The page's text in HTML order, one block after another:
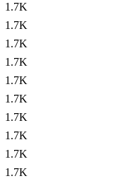
1.7K
1.7K
1.7K
1.7K
1.7K
1.7K
1.7K
1.7K
1.7K
1.7K